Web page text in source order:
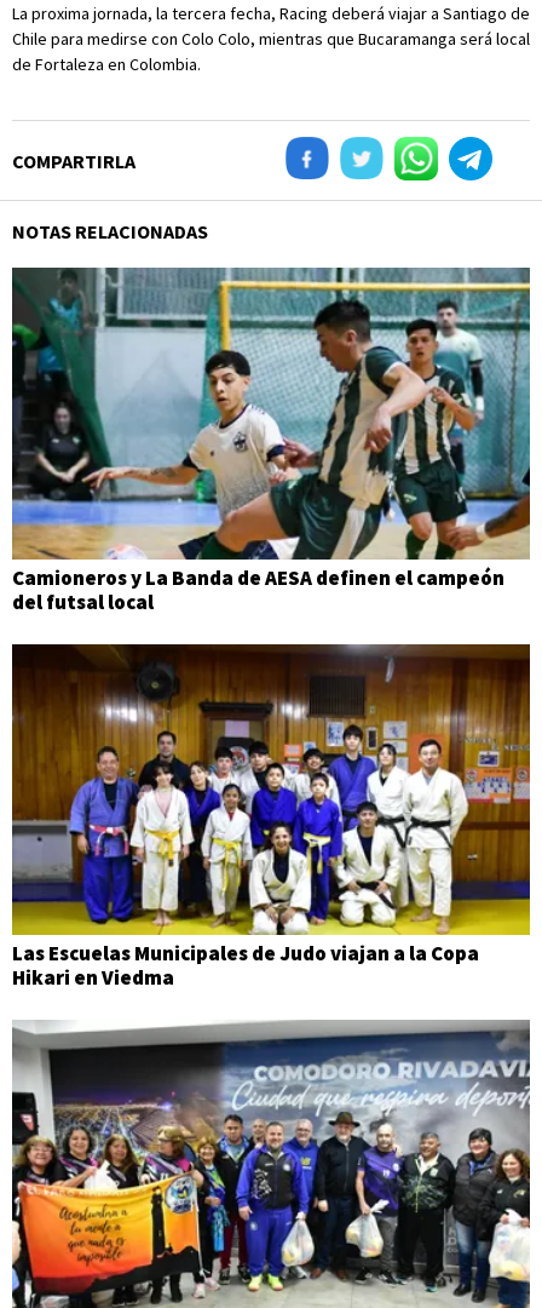
La proxima jornada, la tercera fecha, Racing deberá viajar a Santiago de
Chile para medirse con Colo Colo, mientras que Bucaramanga será local
de Fortaleza en Colombia.
COMPARTIRLA
NOTAS RELACIONADAS
Camioneros y La Banda de AESA definen el campeón
del futsal local
Las Escuelas Municipales de Judo viajan a la Copa
Hikari en Viedma